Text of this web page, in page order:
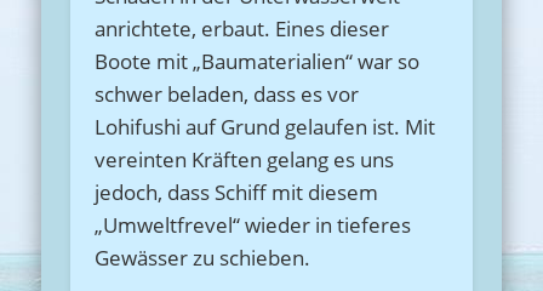
anrichtete, erbaut. Eines dieser
Boote mit „Baumaterialien“ war so
schwer beladen, dass es vor
Lohifushi auf Grund gelaufen ist. Mit
vereinten Kräften gelang es uns
jedoch, dass Schiff mit diesem
„Umweltfrevel“ wieder in tieferes
Gewässer zu schieben.